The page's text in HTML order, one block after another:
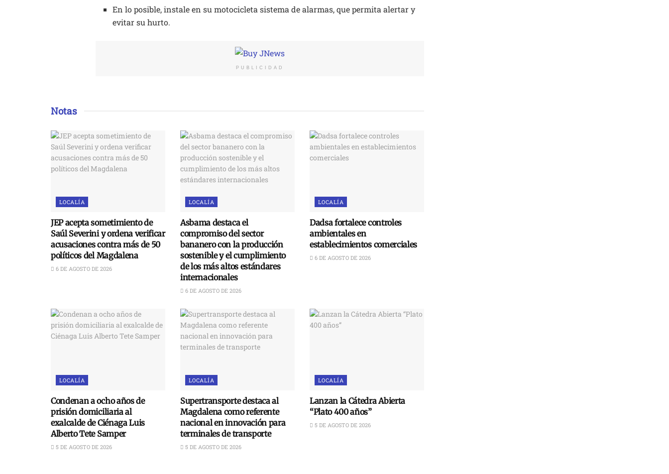
En lo posible, instale en su motocicleta sistema de alarmas, que permita alertar y
evitar su hurto.
PUBLICIDAD
Notas
LOCALÍA
JEP acepta sometimiento de
Saúl Severini y ordena verificar
acusaciones contra más de 50
políticos del Magdalena
6 DE AGOSTO DE 2026
LOCALÍA
Asbama destaca el
compromiso del sector
bananero con la producción
sostenible y el cumplimiento
de los más altos estándares
internacionales
6 DE AGOSTO DE 2026
LOCALÍA
Dadsa fortalece controles
ambientales en
establecimientos comerciales
6 DE AGOSTO DE 2026
LOCALÍA
Condenan a ocho años de
prisión domiciliaria al
exalcalde de Ciénaga Luis
Alberto Tete Samper
5 DE AGOSTO DE 2026
LOCALÍA
Supertransporte destaca al
Magdalena como referente
nacional en innovación para
terminales de transporte
5 DE AGOSTO DE 2026
LOCALÍA
Lanzan la Cátedra Abierta
“Plato 400 años”
5 DE AGOSTO DE 2026